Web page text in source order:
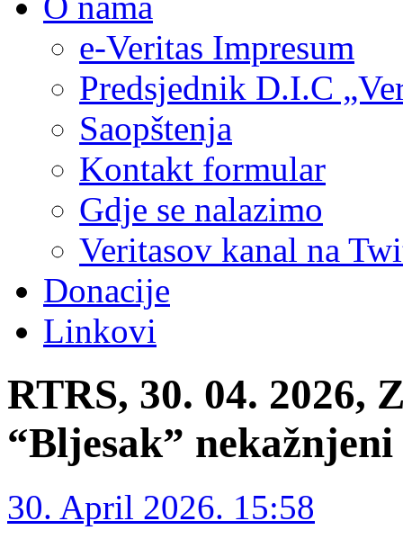
e-Veritas Impresum
Predsjednik D.I.C
Saopštenja
Kontakt formular
Gdje se nalazimo
Veritasov kanal na
Donacije
Linkovi
RTRS, 30. 04. 2026,
“Bljesak”
30. April 2026. 15:58